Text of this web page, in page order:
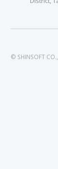
© SHINSOFT